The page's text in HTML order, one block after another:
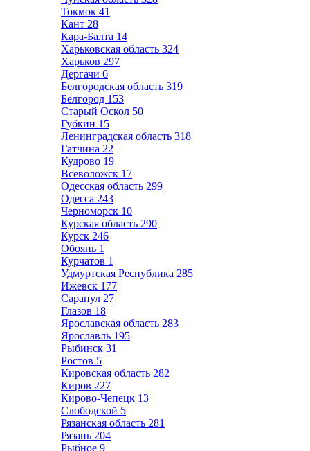
Токмок 41
Кант 28
Кара-Балта 14
Харьковская область 324
Харьков 297
Дергачи 6
Белгородская область 319
Белгород 153
Старый Оскол 50
Губкин 15
Ленинградская область 318
Гатчина 22
Кудрово 19
Всеволожск 17
Одесская область 299
Одесса 243
Черноморск 10
Курская область 290
Курск 246
Обоянь 1
Курчатов 1
Удмуртская Республика 285
Ижевск 177
Сарапул 27
Глазов 18
Ярославская область 283
Ярославль 195
Рыбинск 31
Ростов 5
Кировская область 282
Киров 227
Кирово-Чепецк 13
Слободской 5
Рязанская область 281
Рязань 204
Рыбное 9